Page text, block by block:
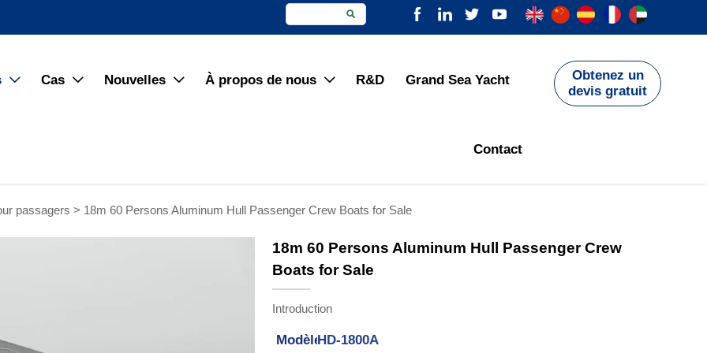

 Cas  Nouvelles  À propos de nous  R&D Grand Sea Yacht
Contact
Obtenez un
devis gratuit
passagers > 18m 60 Persons Aluminum Hull Passenger Crew Boats for Sale
18m 60 Persons Aluminum Hull Passenger Crew
Boats for Sale
Introduction
Modèle:HD-1800A